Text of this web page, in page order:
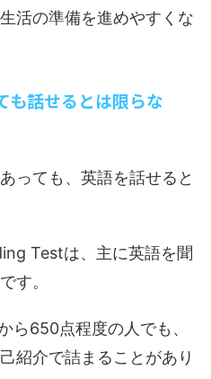
活の準備を進めやすくな
も話せるとは限らな
っても、英語を話せると
Testは、主に英語を聞
す。
ら650点程度の人でも、
紹介で詰まることがあり